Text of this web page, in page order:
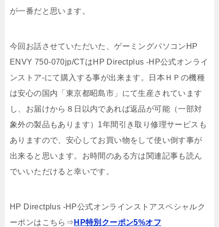
が一番だと思います。
今回お話させていただいた、ゲーミングパソコンHP
ENVY 750-070jp/CTはHP Directplus -HP公式オンライ
ンストア-にて購入する事が出来ます。日本ＨＰの機種
は安心の国内「東京都昭島市」にて生産されています
し、お届けから８日以内であれば返品が可能（一部対
象外の製品もあります）1年間引き取り修理サービスも
ありますので、安心してお買い物をして使い倒す事が
出来ると思います。お時間のある方は関連記事も読ん
でいいただけると幸いです。
HP Directplus -HP公式オンラインストアスペシャルク
ーポンはこちら⇒ HP特別クーポン5%オフ